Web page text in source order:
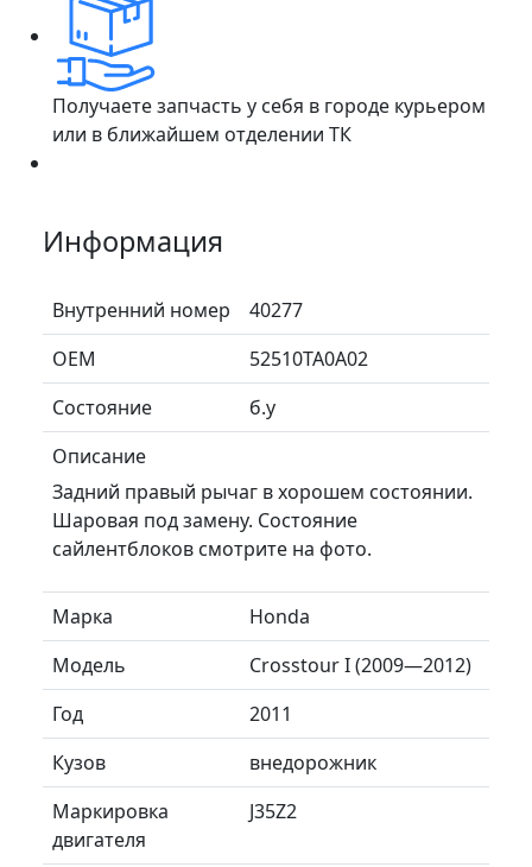
Получаете запчасть у себя в городе курьером
или в ближайшем отделении ТК
Информация
Внутренний номер
40277
ОЕМ
52510TA0A02
Состояние
б.у
Описание
Задний правый рычаг в хорошем состоянии.
Шаровая под замену. Состояние
сайлентблоков смотрите на фото.
Марка
Honda
Модель
Crosstour I (2009—2012)
Год
2011
Кузов
внедорожник
Маркировка
двигателя
J35Z2